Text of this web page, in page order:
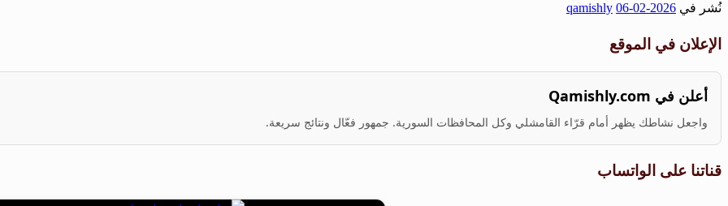
Share
نُشر في 2026-02-06
qamishly
الإعلان في الموقع
أعلن في Qamishly.com
واجعل نشاطك يظهر أمام قرّاء القامشلي وكل المحافظات السورية. جمهور فعّال ونتائج سريعة.
قناتنا على الواتساب